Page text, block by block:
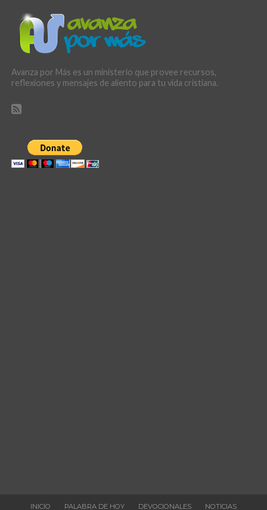
Avanza por Más es un ministerio que provee recursos,
reflexiones y mensajes de aliento para tu vida cristiana.
INICIO PALABRA DE HOY DEVOCIONALES NOTICIAS